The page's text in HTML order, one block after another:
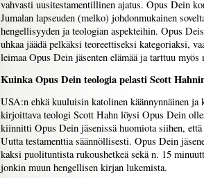
vahvasti uusitestamentillinen ajatus. Opus Dein
Jumalan lapseuden (melko) johdonmukainen
hengellisyyden ja teologian aspekteihin. Opus
uhkaa jäädä pelkäksi teoreettiseksi kategoriaksi,
leimaa Opus Dein jäsenten elämää ja tarttuu myös
Kuinka Opus Dein teologia pelasti Scott
USA:n ehkä kuuluisin katolinen käännynnäinen ja
kirjoittava teologi Scott Hahn löysi Opus Dein
kiinnitti Opus Dein jäsenissä huomiota siihen,
Uutta testamenttia säännöllisesti. Opus Dein
kaksi puolituntista rukoushetkeä sekä n. 15
jonkin muun hengellisen kirjan lukemista.